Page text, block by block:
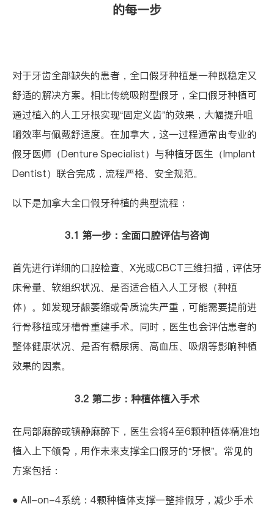
的每一步
对于牙齿全部缺失的患者，全口假牙种植是一种既稳定又
舒适的解决方案。相比传统吸附型假牙，全口假牙种植可
通过植入的人工牙根实现“固定义齿”的效果，大幅提升咀
嚼效率与佩戴舒适度。在加拿大，这一过程通常由专业的
假牙医师（Denture Specialist） 与种植牙医生（Implant
Dentist） 联合完成，流程严格、安全规范。
以下是加拿大全口假牙种植的典型流程：
3.1 第一步：全面口腔评估与咨询
首先进行详细的口腔检查、X光或CBCT三维扫描，评估牙
床骨量、软组织状况、是否适合植入人工牙根（种植
体）。如发现牙龈萎缩或骨质流失严重，可能需要提前进
行骨移植或牙槽骨重建手术。同时，医生也会评估患者的
整体健康状况、是否有糖尿病、高血压、吸烟等影响种植
效果的因素。
3.2 第二步：种植体植入手术
在局部麻醉或镇静麻醉下，医生会将4至6颗种植体精准地
植入上下颌骨，用作未来支撑全口假牙的“牙根”。常见的
方案包括：
● All-on-4系统 ：4颗种植体支撑一整排假牙，减少手术